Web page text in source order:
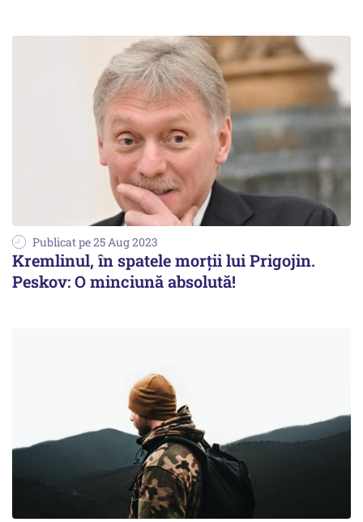
Publicat pe 25 Aug 2023
Kremlinul, în spatele morții lui Prigojin.
Peskov: O minciună absolută!